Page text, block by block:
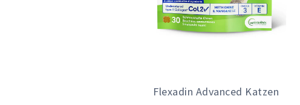
Flexadin Advanced Katzen